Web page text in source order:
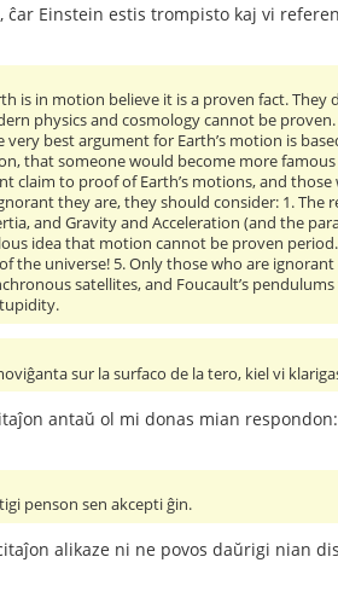
ĉar Einstein estis trompisto kaj vi
is in motion believe it is a proven fact.
physics and cosmology cannot be
best argument for Earth’s motion is
that someone would become more
claim to proof of Earth’s motions, and
they are, they should consider: 1. The
and Gravity and Acceleration (and the
idea that motion cannot be proven
the universe! 5. Only those who are
satellites, and Foucault’s
sur la surfaco de la tero, kiel vi
antaŭ ol mi donas mian respondon:
penson sen akcepti ĝin.
alikaze ni ne povos daŭrigi nian